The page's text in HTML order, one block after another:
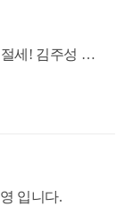
로 취득한 후
택법」 제63
에 있는 경우에
2주택 기
주택이 조합원
우에는 신규
신규 주택을
합니다.
고 재개발 준
는 걸까요?
를 처분한 이
양권 취득당시
문에 중과세
을 모두 했다
A주택을 양도
는 C분양권
주택 완공일
세! 김주성 세
입니다.